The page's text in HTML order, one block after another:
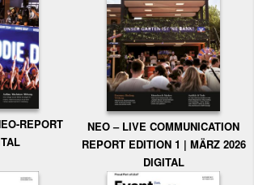
REPORT
NEO – LIVE COMMUNICATION
REPORT EDITION 1 | MÄRZ 2026
DIGITAL